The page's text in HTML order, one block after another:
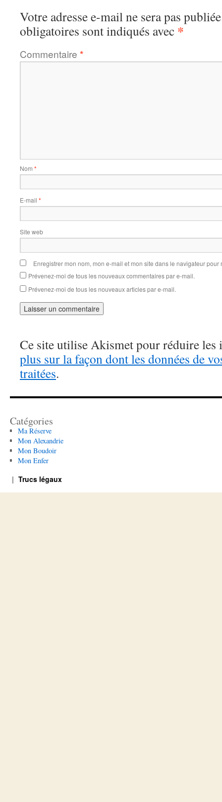
Votre adresse e-mail ne sera pas
obligatoires sont indiqués avec *
Commentaire *
Nom *
E-mail *
Site web
Enregistrer mon nom, mon e-mail et mon site dans le navigateur
Prévenez-moi de tous les nouveaux commentaires par e-mail.
Prévenez-moi de tous les nouveaux articles par e-mail.
Ce site utilise Akismet pour réduire les
plus sur la façon dont les données de
traitées.
Catégories
Ma Réserve
Mon Alexandrie
Mon Boudoir
Mon Enfer
Trucs légaux